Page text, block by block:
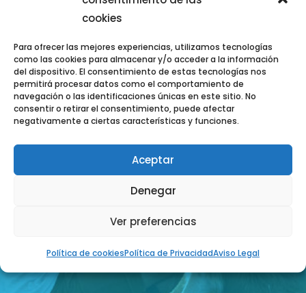
cookies
Para ofrecer las mejores experiencias, utilizamos tecnologías
como las cookies para almacenar y/o acceder a la información
del dispositivo. El consentimiento de estas tecnologías nos
permitirá procesar datos como el comportamiento de
navegación o las identificaciones únicas en este sitio. No
consentir o retirar el consentimiento, puede afectar
negativamente a ciertas características y funciones.
Aceptar
Denegar
Ver preferencias
Política de cookiesPolítica de PrivacidadAviso Legal
ZADBAJ O WYGLĄD I DOBRE
SAMOPOCZUCIE SWOJEGO ZWIERZAKA,
UMAWIAJĄC SIĘ Z NAMI NA WIZYTĘ.
KONTAKT